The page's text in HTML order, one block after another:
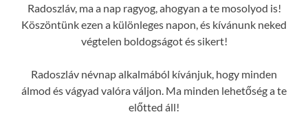
Radoszláv, ma a nap ragyog, ahogyan a te mosolyod is!
Köszöntünk ezen a különleges napon, és kívánunk neked
végtelen boldogságot és sikert!
Radoszláv névnap alkalmából kívánjuk, hogy minden
álmod és vágyad valóra váljon. Ma minden lehetőség a te
előtted áll!